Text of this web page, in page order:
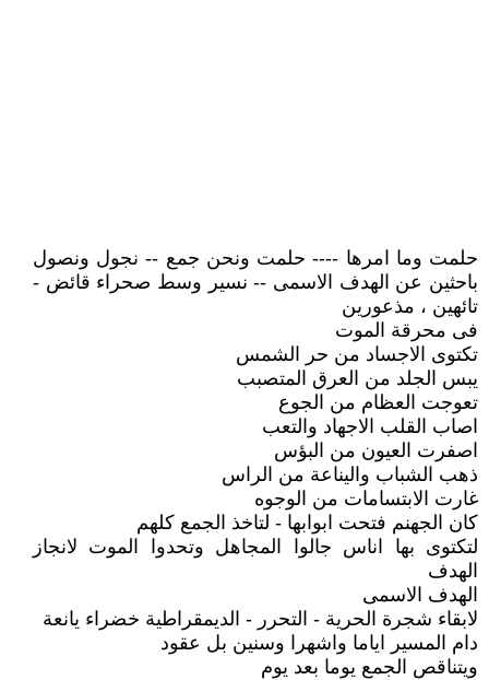
حلمت وما امرها ---- حلمت ونحن جمع -- نجول ونصول
باحثين عن الهدف الاسمى -- نسير وسط صحراء قائض -
تائهين ، مذعورين
فى محرقة الموت
تكتوى الاجساد من حر الشمس
يبس الجلد من العرق المتصبب
تعوجت العظام من الجوع
اصاب القلب الاجهاد والتعب
اصفرت العيون من البؤس
ذهب الشباب واليناعة من الراس
غارت الابتسامات من الوجوه
كان الجهنم فتحت ابوابها - لتاخذ الجمع كلهم
لتكتوى بها اناس جالوا المجاهل وتحدوا الموت لانجاز
الهدف
الهدف الاسمى
لابقاء شجرة الحرية - التحرر - الديمقراطية خضراء يانعة
دام المسير اياما واشهرا وسنين بل عقود
ويتناقص الجمع يوما بعد يوم